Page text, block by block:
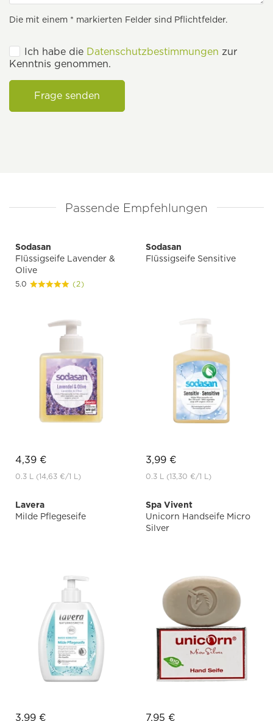
Die mit einem * markierten Felder sind Pflichtfelder.
Ich habe die Datenschutzbestimmungen zur
Kenntnis genommen.
Frage senden
Passende Empfehlungen
Sodasan
Flüssigseife Lavender &
Olive
5.0 (2)
4,39 €
0.3 L (14,63 €/1 L)
Sodasan
Flüssigseife Sensitive
3,99 €
0.3 L (13,30 €/1 L)
Lavera
Milde Pflegeseife
3,99 €
Spa Vivent
Unicorn Handseife Micro
Silver
7,95 €